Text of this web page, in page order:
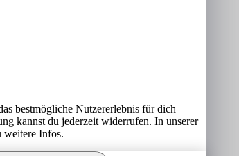
bestmögliche Nutzererlebnis für dich
kannst du jederzeit widerrufen. In unserer
weitere Infos.